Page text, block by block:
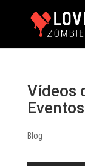
Vídeos
Blog